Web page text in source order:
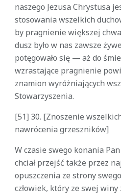
naszego Jezusa Chrystusa
stosowania wszelkich
by pragnienie większej
dusz było w nas zawsze
potęgowało się — aż do
wzrastające pragnienie
znamion wyróżniających
Stowarzyszenia.
[51] 30. [Znoszenie
nawrócenia grzeszników]
W czasie swego konania
chciał przejść także przez
opuszczenia ze strony
człowiek, który ze swej winy